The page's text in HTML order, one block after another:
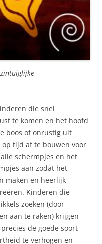
die snel
te komen en het hoofd
boos of onrustig uit
tijd af te bouwen voor
schermpjes en het
aan zodat het
maken en heerlijk
Kinderen die
zoeken (door
aan te raken) krijgen
de goede soort
te verhogen en